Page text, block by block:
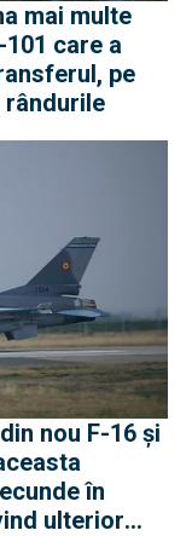
mai multe
care a
pe
nou F-16 și
în
ulterior